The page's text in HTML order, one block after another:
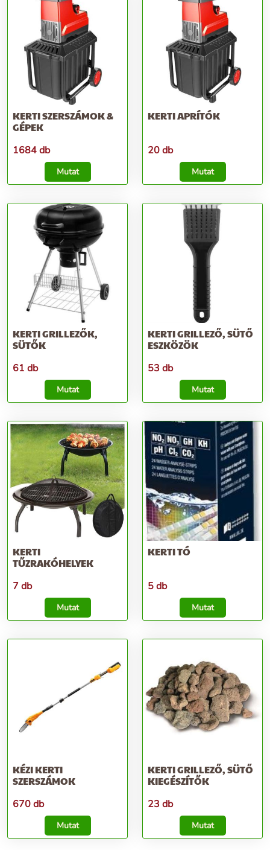
KERTI SZERSZÁMOK &
GÉPEK
1684 db
Mutat
KERTI APRÍTÓK
20 db
Mutat
KERTI GRILLEZŐK,
SÜTŐK
61 db
Mutat
KERTI GRILLEZŐ, SÜTŐ
ESZKÖZÖK
53 db
Mutat
KERTI
TŰZRAKÓHELYEK
7 db
Mutat
KERTI TÓ
5 db
Mutat
KÉZI KERTI
SZERSZÁMOK
670 db
Mutat
KERTI GRILLEZŐ, SÜTŐ
KIEGÉSZÍTŐK
23 db
Mutat